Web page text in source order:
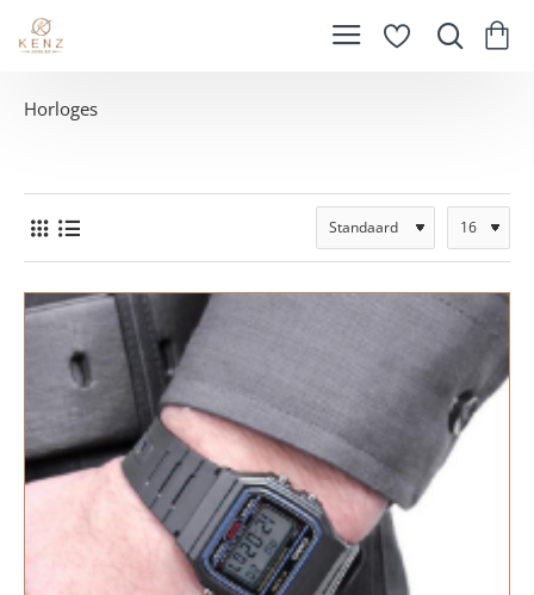
Horloges